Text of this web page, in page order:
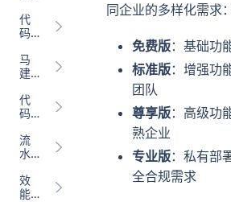
理
Proj
代
码
理
Co
马
建
AI
助
代
码
描
Sca
流
水
CI/
CD
效
能
同企业的多样化需求：
免费版：基础功
标准版：增强功
团队
尊享版：高级功
熟企业
专业版：私有部
全合规需求